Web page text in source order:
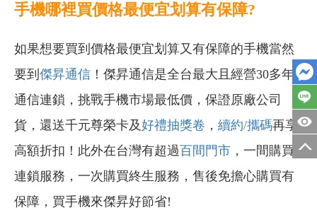
手機哪裡買價格最便宜划算有保障?
如果想要買到價格最便宜划算又有保障的手機當然
要到 傑昇通信 ！傑昇通信是全台最大且經營30多年
通信連鎖，挑戰手機市場最低價，保證原廠公司
貨，還送千元尊榮卡及好禮抽獎卷 ， 續約/攜碼再享
高額折扣！此外在台灣有超過百間門市 ，一間購買
連鎖服務，一次購買終生服務，售後免擔心購買有
保障，買手機來傑昇好節省!